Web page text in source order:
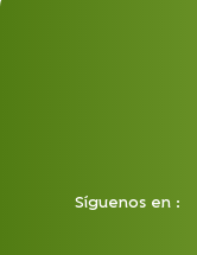
Síguenos en :